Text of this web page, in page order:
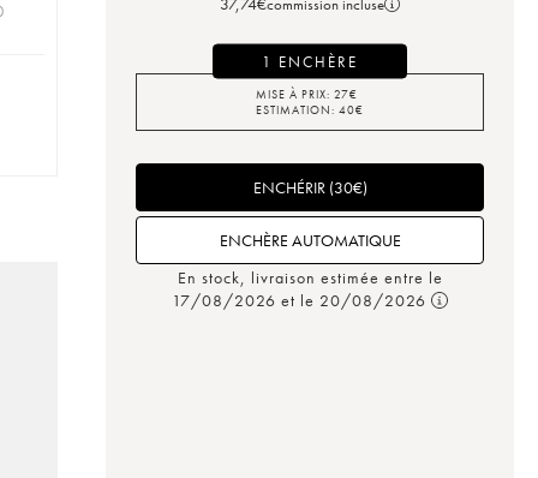
1 ENCHÈRE
MISE À PRIX: 27€
ESTIMATION: 40€
ENCHÉRIR(30€)
ENCHÈRE AUTOMATIQUE
En stock, livraison estimée entre le
17/08/2026 et le 20/08/2026